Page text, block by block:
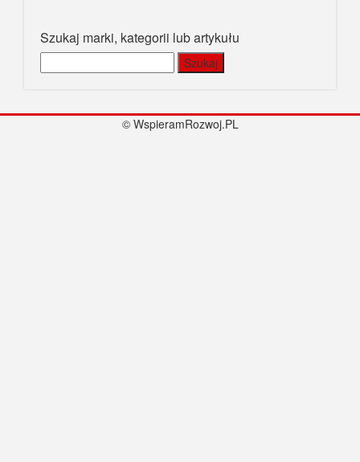
Szukaj marki, kategorii lub artykułu
© WspieramRozwoj.PL